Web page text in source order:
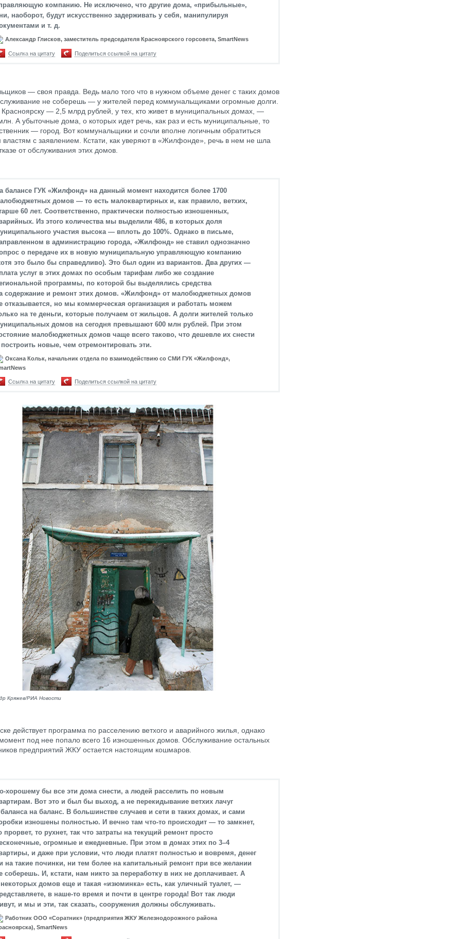
компанию. Не исключено, что другие дома, «прибыльные»,
наоборот, будут искусственно задерживать у себя, манипулируя
и т. д.
Александр Глисков, заместитель председателя Красноярского горсовета, SmartNews
Ссылка на цитату Поделиться ссылкой на цитату
— своя правда. Ведь мало того что в нужном объеме денег с таких домов
не соберешь — у жителей перед коммунальщиками огромные долги.
— 2,5 млрд рублей, у тех, кто живет в муниципальных домах, —
А убыточные дома, о которых идет речь, как раз и есть муниципальные, то
— город. Вот коммунальщики и сочли вполне логичным обратиться
властям с заявлением. Кстати, как уверяют в «Жилфонде», речь в нем не шла
от обслуживания этих домов.
балансе ГУК «Жилфонд» на данный момент находится более 1700
домов — то есть малоквартирных и, как правило, ветхих,
60 лет. Соответственно, практически полностью изношенных,
Из этого количества мы выделили 486, в которых доля
участия высока — вплоть до 100%. Однако в письме,
в администрацию города, «Жилфонд» не ставил однозначно
о передаче их в новую муниципальную управляющую компанию
это было бы справедливо). Это был один из вариантов. Два других —
услуг в этих домах по особым тарифам либо же создание
программы, по которой бы выделялись средства
содержание и ремонт этих домов. «Жилфонд» от малобюджетных домов
отказывается, но мы коммерческая организация и работать можем
на те деньги, которые получаем от жильцов. А долги жителей только
домов на сегодня превышают 600 млн рублей. При этом
малобюджетных домов чаще всего таково, что дешевле их снести
построить новые, чем отремонтировать эти.
Оксана Кольк, начальник отдела по взаимодействию со СМИ ГУК «Жилфонд»,
Ссылка на цитату Поделиться ссылкой на цитату
Кряжев/РИА Новости
действует программа по расселению ветхого и аварийного жилья, однако
под нее попало всего 16 изношенных домов. Обслуживание остальных
предприятий ЖКУ остается настоящим кошмаров.
хорошему бы все эти дома снести, а людей расселить по новым
Вот это и был бы выход, а не перекидывание ветхих лачуг
на баланс. В большинстве случаев и сети в таких домах, и сами
изношены полностью. И вечно там что-то происходит — то замкнет,
прорвет, то рухнет, так что затраты на текущий ремонт просто
огромные и ежедневные. При этом в домах этих по 3–4
и даже при условии, что люди платят полностью и вовремя, денег
на такие починки, ни тем более на капитальный ремонт при все желании
соберешь. И, кстати, нам никто за переработку в них не доплачивает. А
домов еще и такая «изюминка» есть, как уличный туалет, —
в наше-то время и почти в центре города! Вот так люди
и мы и эти, так сказать, сооружения должны обслуживать.
Работник ООО «Соратник» (предприятия ЖКУ Железнодорожного района
SmartNews